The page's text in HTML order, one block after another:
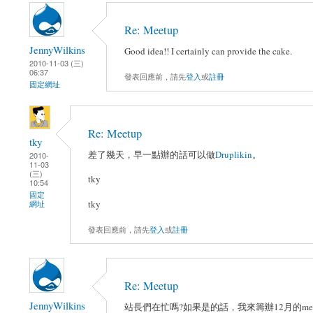
JennyWilkins
2010-11-03 (三)
06:37
固定網址
Re: Meetup
Good idea!! I certainly can provide the cake.
發表回應前，請先登入或註冊
tky
2010-
11-03
(三)
10:54
固定
網址
Re: Meetup
差了幾天，早一點辦的話可以做Druplikin。
tky
tky
發表回應前，請先登入或註冊
JennyWilkins
Re: Meetup
站長們在忙嗎?如果是的話，我來籌辦12月的